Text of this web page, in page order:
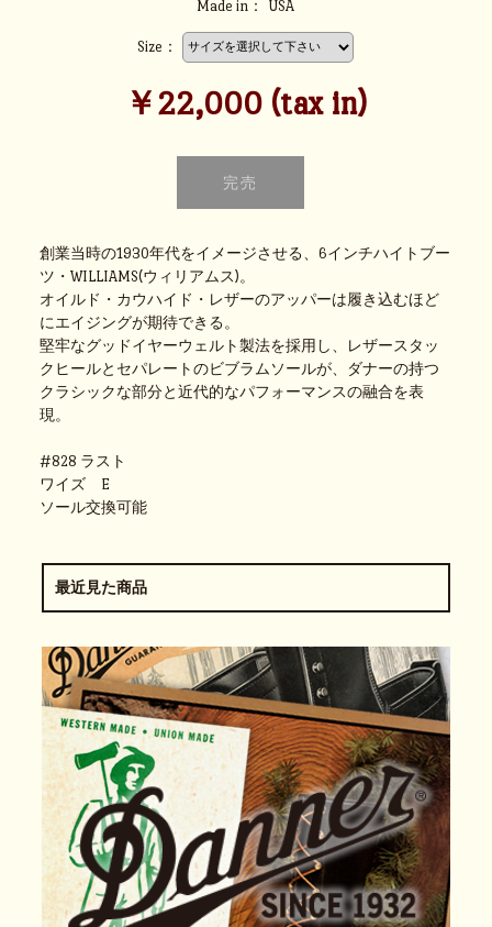
Made in：
USA
Size：
￥22,000 (tax in)
創業当時の1930年代をイメージさせる、6インチハイトブー
ツ・WILLIAMS(ウィリアムス)。
オイルド・カウハイド・レザーのアッパーは履き込むほど
にエイジングが期待できる。
堅牢なグッドイヤーウェルト製法を採用し、レザースタッ
クヒールとセパレートのビブラムソールが、ダナーの持つ
クラシックな部分と近代的なパフォーマンスの融合を表
現。
#828 ラスト
ワイズ E
ソール交換可能
最近見た商品